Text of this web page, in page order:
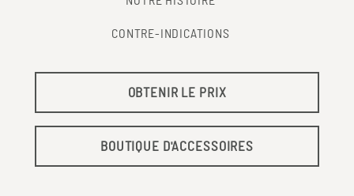
CONTRE-INDICATIONS
OBTENIR LE PRIX
BOUTIQUE D'ACCESSOIRES